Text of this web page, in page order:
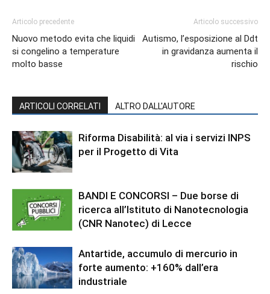
Articolo precedente
Nuovo metodo evita che liquidi
si congelino a temperature
molto basse
Articolo successivo
Autismo, l’esposizione al Ddt
in gravidanza aumenta il
rischio
ARTICOLI CORRELATI ALTRO DALL'AUTORE
Riforma Disabilità: al via i servizi INPS
per il Progetto di Vita
BANDI E CONCORSI – Due borse di
ricerca all’Istituto di Nanotecnologia
(CNR Nanotec) di Lecce
Antartide, accumulo di mercurio in
forte aumento: +160% dall’era
industriale